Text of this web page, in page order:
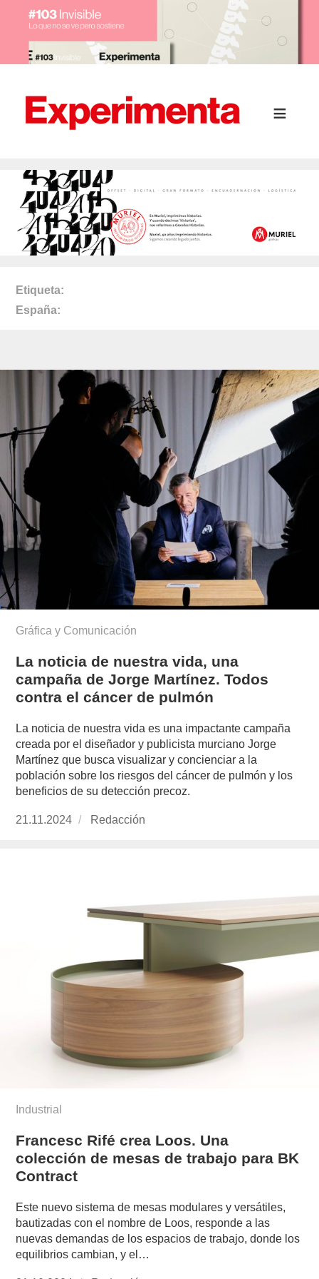
Etiqueta
España
Gráfica y Comunicación
La noticia de nuestra vida, una
campaña de Jorge Martínez. Todos
contra el cáncer de pulmón
La noticia de nuestra vida es una impactante campaña
creada por el diseñador y publicista murciano Jorge
Martínez que busca visualizar y concienciar a la
población sobre los riesgos del cáncer de pulmón y los
beneficios de su detección precoz.
Publicado
21.11.2024 https://www.experimenta.es/author/redaccion/
Redacción
Industrial
Francesc Rifé crea Loos. Una
colección de mesas de trabajo para BK
Contract
Este nuevo sistema de mesas modulares y versátiles,
bautizadas con el nombre de Loos, responde a las
nuevas demandas de los espacios de trabajo, donde los
equilibrios cambian, y el…